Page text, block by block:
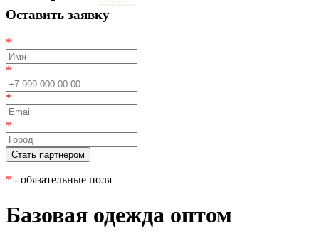
Оставить заявку
*
*
*
*
* - обязательные поля
Базовая одежда оптом